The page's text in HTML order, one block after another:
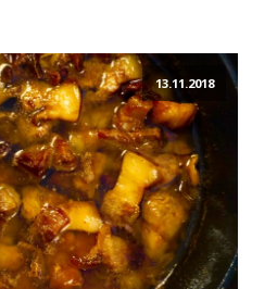
13.11.2018